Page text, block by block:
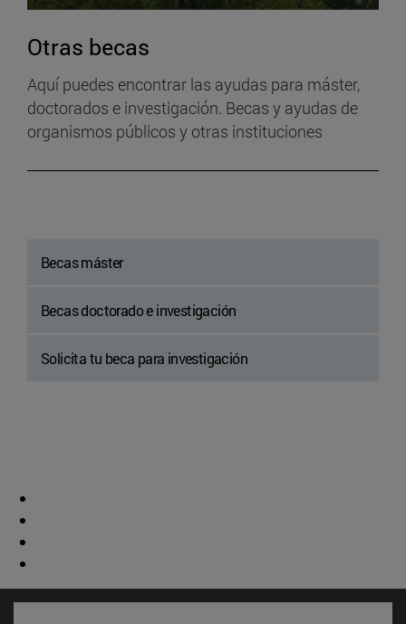
Otras becas
Aquí puedes encontrar las ayudas para máster,
doctorados e investigación. Becas y ayudas de
organismos públicos y otras instituciones
Becas máster
Becas doctorado e investigación
Solicita tu beca para investigación